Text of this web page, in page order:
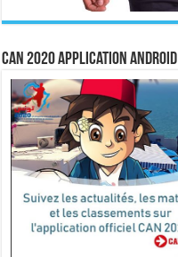
CAN 2020 Application Android